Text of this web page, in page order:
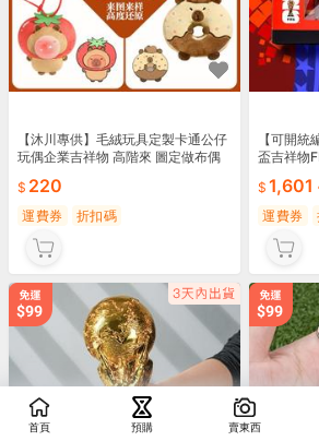
【沐川專供】毛絨玩具定製卡通公仔
玩偶企業吉祥物 高階來 圖定做布偶
220
運費券 折扣碼
【可開
盃吉祥物
1,601
運費券
首頁 預購 賣東西